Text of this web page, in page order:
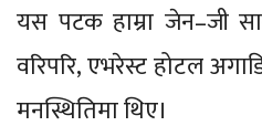
यस पटक हाम्रा जेन–जी
वरिपरि, एभरेस्ट होटल
मनस्थितिमा थिए।